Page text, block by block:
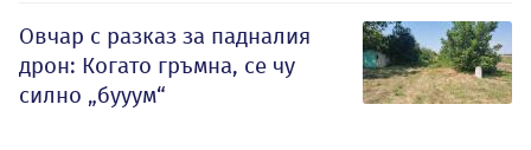
Овчар с разказ за падналия
дрон: Когато гръмна, се чу
силно „бууум“